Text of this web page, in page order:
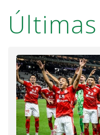
Últimas